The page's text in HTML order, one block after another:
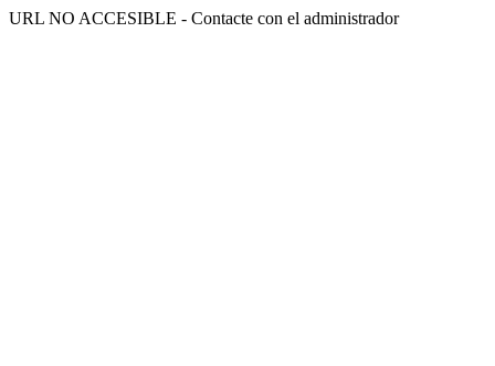
URL NO ACCESIBLE - Contacte con el administrador